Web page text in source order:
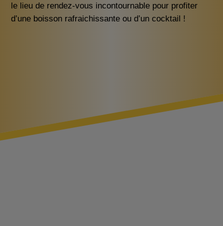
le lieu de rendez-vous incontournable pour profiter
d’une boisson rafraichissante ou d’un cocktail !